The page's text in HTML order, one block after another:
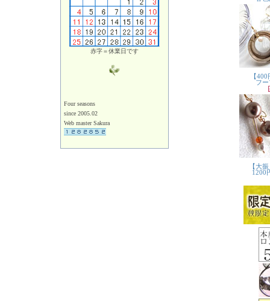
赤字＝休業日です
Four seasons
since 2005.02
Web master Sakura